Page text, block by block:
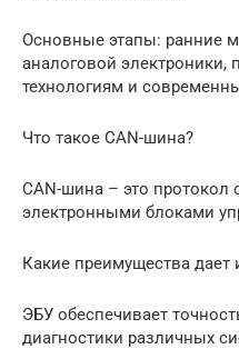
Основные этапы: ранние
аналоговой электроники,
технологиям и
Что такое CAN-шина?
CAN-шина – это
электронными блоками
Какие преимущества дает
ЭБУ обеспечивает
диагностики различных